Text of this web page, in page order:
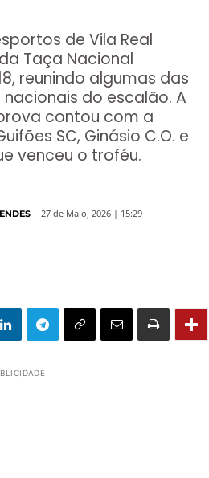
de Vila Real
Taça Nacional
reunindo algumas das
do escalão. A
contou com a
SC, Ginásio C.O. e
venceu o troféu.
27 de Maio, 2026 | 15:29